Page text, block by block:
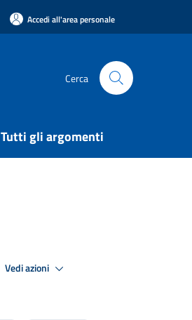
Accedi all'area personale
Cerca
Tutti gli argomenti
Vedi azioni